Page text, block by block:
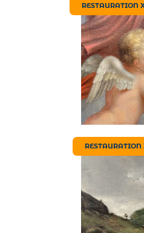
RESTAURATION
RESTAURATION